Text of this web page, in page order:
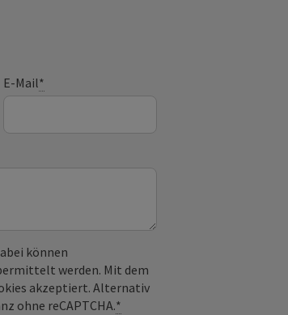
E-Mail*
können
werden. Mit dem
akzeptiert. Alternativ
ohne reCAPTCHA.*